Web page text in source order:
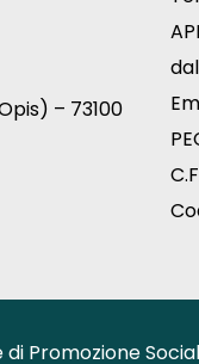
– 73100
di Promozione